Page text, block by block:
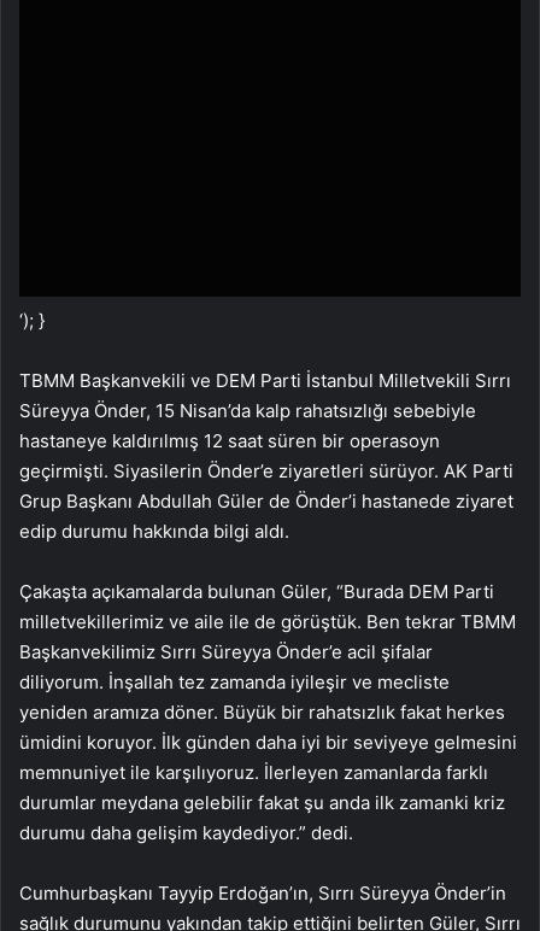
‘); }
TBMM Başkanvekili ve DEM Parti İstanbul Milletvekili Sırrı
Süreyya Önder, 15 Nisan’da kalp rahatsızlığı sebebiyle
hastaneye kaldırılmış 12 saat süren bir operasoyn
geçirmişti. Siyasilerin Önder’e ziyaretleri sürüyor. AK Parti
Grup Başkanı Abdullah Güler de Önder’i hastanede ziyaret
edip durumu hakkında bilgi aldı.
Çakaşta açıkamalarda bulunan Güler, “Burada DEM Parti
milletvekillerimiz ve aile ile de görüştük. Ben tekrar TBMM
Başkanvekilimiz Sırrı Süreyya Önder’e acil şifalar
diliyorum. İnşallah tez zamanda iyileşir ve mecliste
yeniden aramıza döner. Büyük bir rahatsızlık fakat herkes
ümidini koruyor. İlk günden daha iyi bir seviyeye gelmesini
memnuniyet ile karşılıyoruz. İlerleyen zamanlarda farklı
durumlar meydana gelebilir fakat şu anda ilk zamanki kriz
durumu daha gelişim kaydediyor.” dedi.
Cumhurbaşkanı Tayyip Erdoğan’ın, Sırrı Süreyya Önder’in
sağlık durumunu yakından takip ettiğini belirten Güler, Sırrı